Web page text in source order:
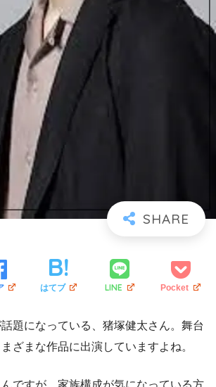
はてブ LINE Pocket
題になっている、猪塚健太さん。舞台
ざまな作品に出演していますよね。
ですが、家族構成が気になっている方